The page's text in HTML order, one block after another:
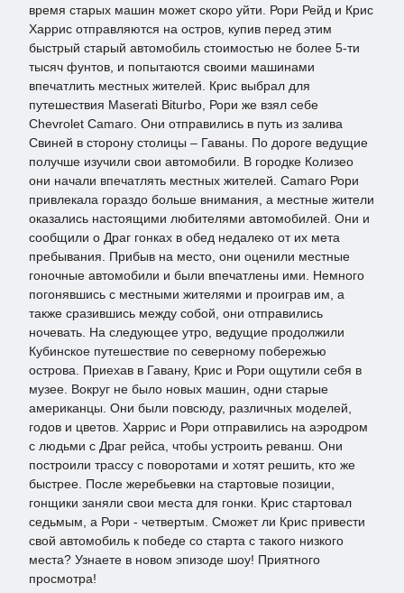
время старых машин может скоро уйти. Рори Рейд и Крис
Харрис отправляются на остров, купив перед этим
быстрый старый автомобиль стоимостью не более 5-ти
тысяч фунтов, и попытаются своими машинами
впечатлить местных жителей. Крис выбрал для
путешествия Maserati Biturbo, Рори же взял себе
Chevrolet Camaro. Они отправились в путь из залива
Свиней в сторону столицы – Гаваны. По дороге ведущие
получше изучили свои автомобили. В городке Колизео
они начали впечатлять местных жителей. Camaro Рори
привлекала гораздо больше внимания, а местные жители
оказались настоящими любителями автомобилей. Они и
сообщили о Драг гонках в обед недалеко от их мета
пребывания. Прибыв на место, они оценили местные
гоночные автомобили и были впечатлены ими. Немного
погонявшись с местными жителями и проиграв им, а
также сразившись между собой, они отправились
ночевать. На следующее утро, ведущие продолжили
Кубинское путешествие по северному побережью
острова. Приехав в Гавану, Крис и Рори ощутили себя в
музее. Вокруг не было новых машин, одни старые
американцы. Они были повсюду, различных моделей,
годов и цветов. Харрис и Рори отправились на аэродром
с людьми с Драг рейса, чтобы устроить реванш. Они
построили трассу с поворотами и хотят решить, кто же
быстрее. После жеребьевки на стартовые позиции,
гонщики заняли свои места для гонки. Крис стартовал
седьмым, а Рори - четвертым. Сможет ли Крис привести
свой автомобиль к победе со старта с такого низкого
места? Узнаете в новом эпизоде шоу! Приятного
просмотра!